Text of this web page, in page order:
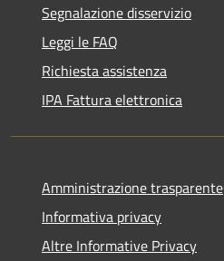
Segnalazione disservizio
Leggi le FAQ
Richiesta assistenza
IPA Fattura elettronica
Amministrazione trasparente
Informativa privacy
Altre Informative Privacy